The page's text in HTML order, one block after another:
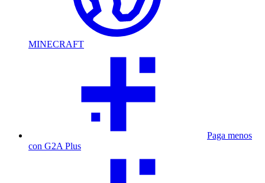
MINECRAFT
Paga menos
con G2A Plus